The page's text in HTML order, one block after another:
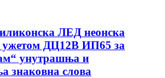
ЛЕД неонска
ужетом ДЦ12В ИП65 за
унутрашња и
знаковна слова